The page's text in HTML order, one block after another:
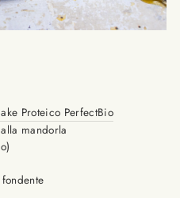
Proteico PerfectBio
mandorla